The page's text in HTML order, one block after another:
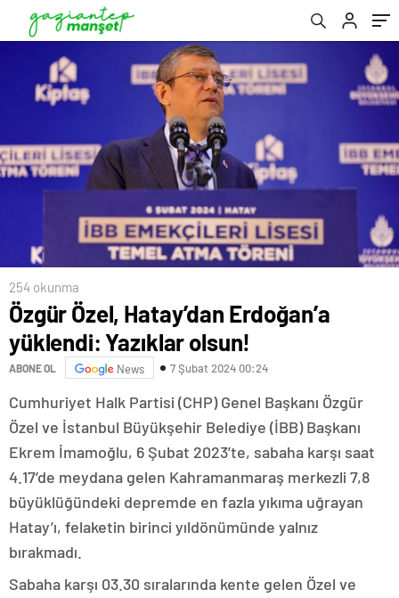
254 okunma
Özgür Özel, Hatay’dan Erdoğan’a
yüklendi: Yazıklar olsun!
ABONE OL News 7 Şubat 2024 00:24
Cumhuriyet Halk Partisi (CHP) Genel Başkanı Özgür
Özel ve İstanbul Büyükşehir Belediye (İBB) Başkanı
Ekrem İmamoğlu, 6 Şubat 2023’te, sabaha karşı saat
4.17’de meydana gelen Kahramanmaraş merkezli 7,8
büyüklüğündeki depremde en fazla yıkıma uğrayan
Hatay’ı, felaketin birinci yıldönümünde yalnız
bırakmadı.
Sabaha karşı 03.30 sıralarında kente gelen Özel ve